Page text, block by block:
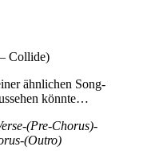
Collide)
ähnlichen Song-
könnte…
(Pre-Chorus)-
(Outro)